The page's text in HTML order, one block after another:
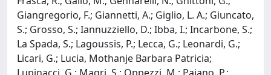
Giangregorio, F.; Giannetti, A.; Giglio, L. A.; Giuncato,
S.; Grosso, S.; Iannuzziello, D.; Ibba, I.; Incarbone, S.;
La Spada, S.; Lagoussis, P.; Lecca, G.; Leonardi, G.;
Licari, G.; Lucia, Mothanje Barbara Patricia;